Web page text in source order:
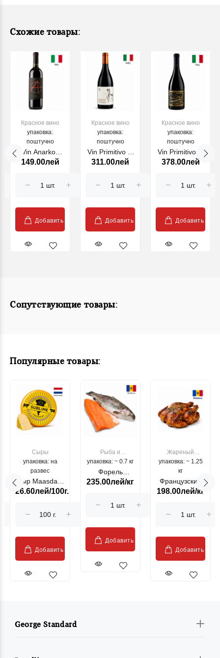
Схожие товары:
Красное вино
упаковка:
поштучно
Vin Anarkos
Puglia Rosso
rosu,750 ml
149.00лей
Добавить
Красное вино
упаковка:
поштучно
Vin Primitivo di
Manduria
FELLINE, rosu
311.00лей
Добавить
Красное вино
упаковка:
поштучно
Vin Primitivo di
Manduria
FELLINE, rosu
ml
378.00лей
Добавить
Сопутствующие товары:
Популярные товары:
Сыры
упаковка: на
развес
Сыр Maasdam
Sublime Cow
26.60лей/100г.
Добавить
Рыба и
морепродукты
упаковка: ~ 0.7 кг
Форель
лососевая
Moldovenesc"
235.00лей/кг
Добавить
Жареный
цыпленок
упаковка: ~ 1.25
кг
Французский
гриль, кг
198.00лей/кг
Добавить
George Standard